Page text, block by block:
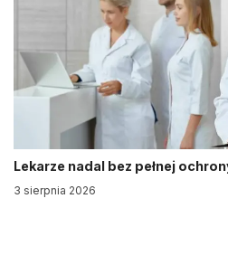
Lekarze nadal bez pełnej
3 sierpnia 2026